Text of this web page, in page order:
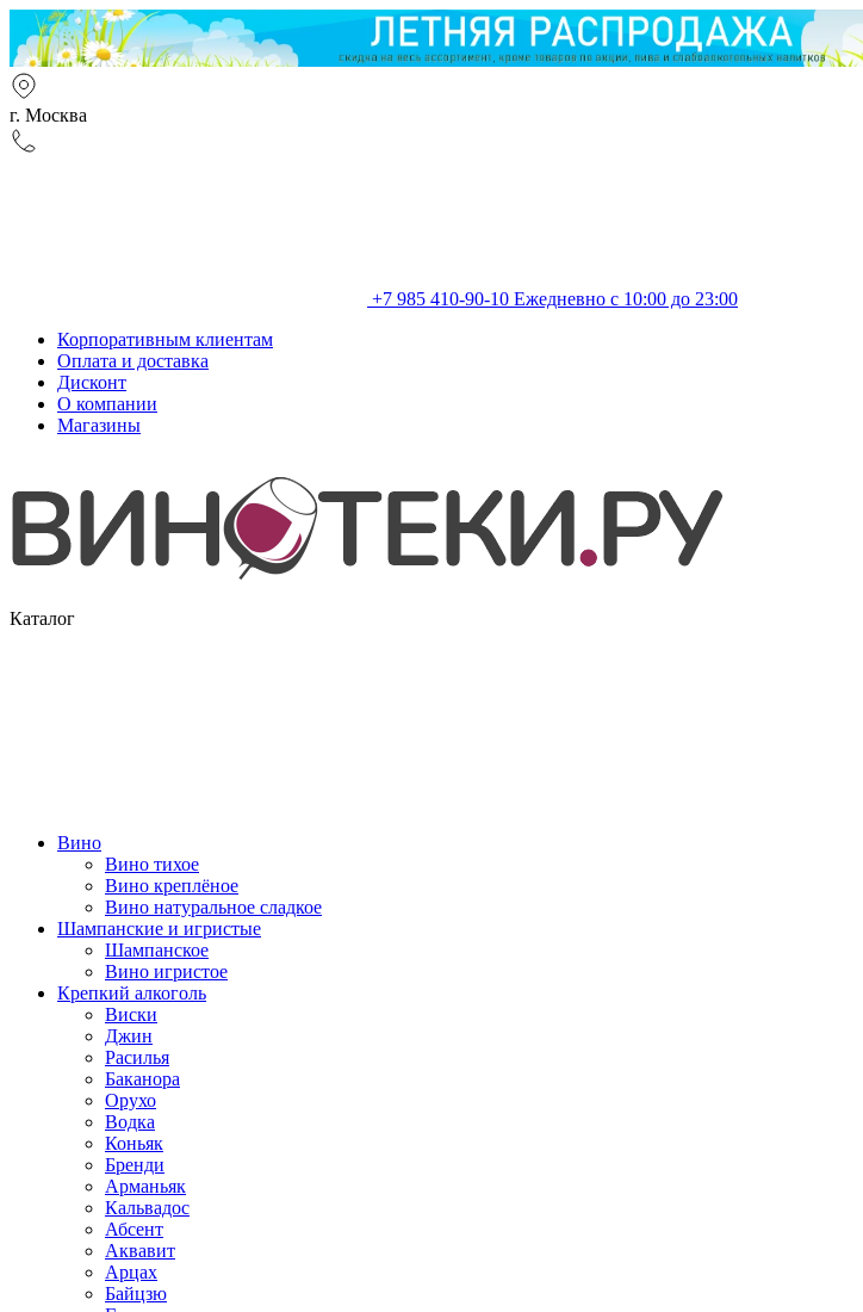
г. Москва
+7 985 410-90-10 Ежедневно с 10:00 до 23:00
Корпоративным клиентам
Оплата и доставка
Дисконт
О компании
Магазины
Каталог
Вино
Вино тихое
Вино креплёное
Вино натуральное сладкое
Шампанские и игристые
Шампанское
Вино игристое
Крепкий алкоголь
Виски
Джин
Расилья
Баканора
Орухо
Водка
Коньяк
Бренди
Арманьяк
Кальвадос
Абсент
Аквавит
Арцах
Байцзю